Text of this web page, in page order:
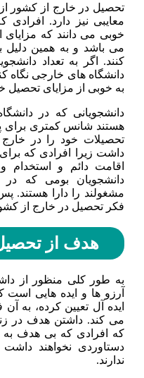
تحصیل در خارج از کشور
معایبی نیز دارد. افرادی
خوبی می دانند که مزایای
می باشد و به همین دلیل
کنند. اگر به تعداد
دانشگاه های خارجی نگاه
به خوبی از مزایای تحصیل
دانشجویانی که در
هستند شانس کمتری برای
تحصیلات خود را در خارج
داشت زیرا افرادی که
اقامت دائم و
دانشجویان بومی که در
مشغولند را دارا هستند.
فکر تحصیل در خارج از
هدف از
به طور کلی منظور از
آرزو ها و ایده هایی
ایده آل تعیین کرده، به
می کند. داشتن هدف در
که افرادی که بی هدف به
دستاوردی نخواهند داشت
ندارند.